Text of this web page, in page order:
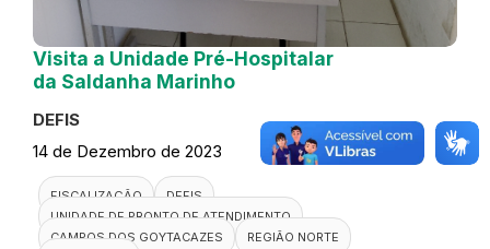
Visita a Unidade Pré-Hospitalar
da Saldanha Marinho
DEFIS
14 de Dezembro de 2023
FISCALIZAÇÃO
DEFIS
UNIDADE DE PRONTO DE ATENDIMENTO
CAMPOS DOS GOYTACAZES
REGIÃO NORTE